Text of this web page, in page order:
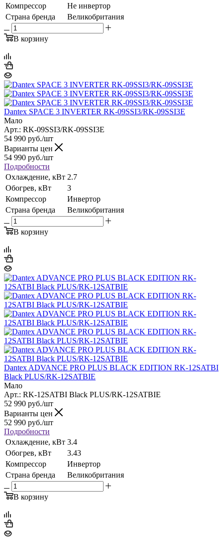
Компрессор
Не инвертор
Страна бренда
Великобритания
В корзину
Dantex SPACE 3 INVERTER RK-09SSI3/RK-09SSI3E
Мало
Арт.: RK-09SSI3/RK-09SSI3E
54 990 руб./шт
Варианты цен
54 990 руб./шт
Подробности
Охлаждение, кВт 2.7
Обогрев, кВт
3
Компрессор
Инвертор
Страна бренда
Великобритания
В корзину
Dantex ADVANCE PRO PLUS BLACK EDITION RK-12SATBI
Black PLUS/RK-12SATBIE
Мало
Арт.: RK-12SATBI Black PLUS/RK-12SATBIE
52 990 руб./шт
Варианты цен
52 990 руб./шт
Подробности
Охлаждение, кВт 3.4
Обогрев, кВт
3.43
Компрессор
Инвертор
Страна бренда
Великобритания
В корзину